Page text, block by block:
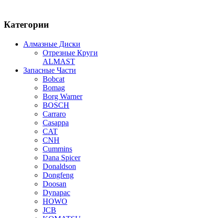
Категории
Алмазные Диски
Отрезные Круги
ALMAST
Запасные Части
Bobcat
Bomag
Borg Warner
BOSCH
Carraro
Casappa
CAT
CNH
Cummins
Dana Spicer
Donaldson
Dongfeng
Doosan
Dynapac
HOWO
JCB